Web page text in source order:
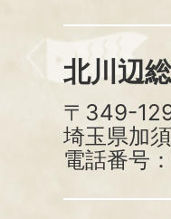
北川辺
〒349-
埼玉県加
電話番号